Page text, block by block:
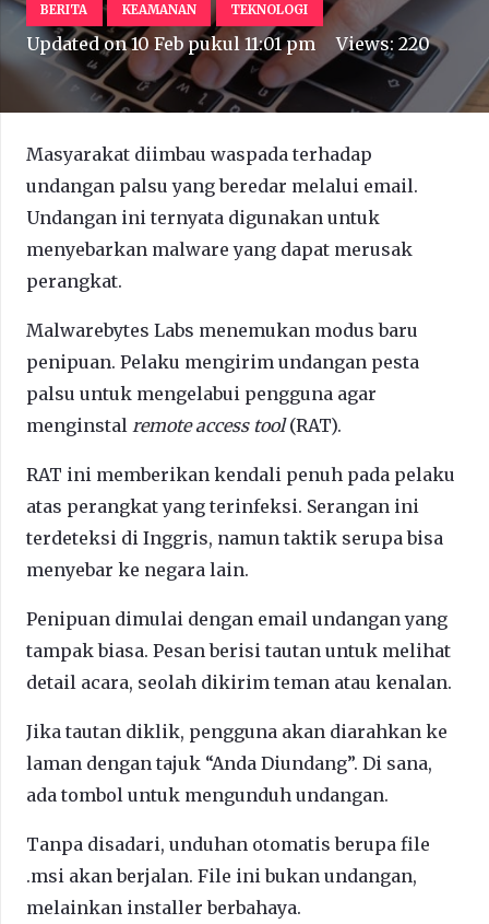
BERITA KEAMANAN TEKNOLOGI
Updated on10 Feb pukul 11:01 pm Views:220
Masyarakat diimbau waspada terhadap
undangan palsu yang beredar melalui email.
Undangan ini ternyata digunakan untuk
menyebarkan malware yang dapat merusak
perangkat.
Malwarebytes Labs menemukan modus baru
penipuan. Pelaku mengirim undangan pesta
palsu untuk mengelabui pengguna agar
menginstal remote access tool(RAT).
RAT ini memberikan kendali penuh pada pelaku
atas perangkat yang terinfeksi. Serangan ini
terdeteksi di Inggris, namun taktik serupa bisa
menyebar ke negara lain.
Penipuan dimulai dengan email undangan yang
tampak biasa. Pesan berisi tautan untuk melihat
detail acara, seolah dikirim teman atau kenalan.
Jika tautan diklik, pengguna akan diarahkan ke
laman dengan tajuk “Anda Diundang”. Di sana,
ada tombol untuk mengunduh undangan.
Tanpa disadari, unduhan otomatis berupa file
.msi akan berjalan. File ini bukan undangan,
melainkan installer berbahaya.